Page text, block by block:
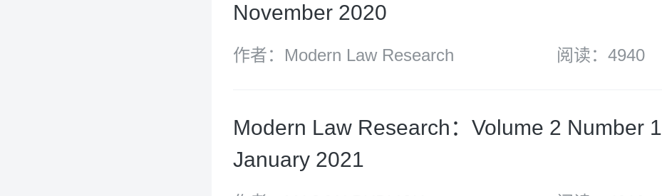
November 2020
作者：Modern Law Research 阅读：4940
Modern Law Research：Volume 2 Number 1
January 2021